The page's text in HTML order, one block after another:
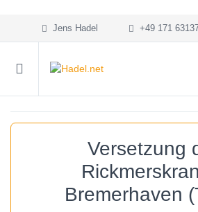
Jens Hadel +49 171
Versetzung
Bremerhaven